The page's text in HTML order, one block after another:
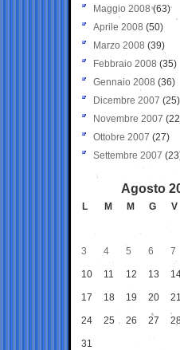
Maggio 2008(63)
Aprile 2008 (50)
Marzo 2008 (39)
Febbraio 2008 (35)
Gennaio 2008 (36)
Dicembre 2007 (25)
Novembre 2007
Ottobre 2007 (27)
Settembre 2007
Agosto
L M M G V
3 4 5 6 7
10 11 12 13
17 18 19 20 21
24 25 26 27
31